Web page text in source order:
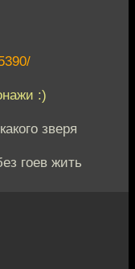
:)
зверя
гоев жить